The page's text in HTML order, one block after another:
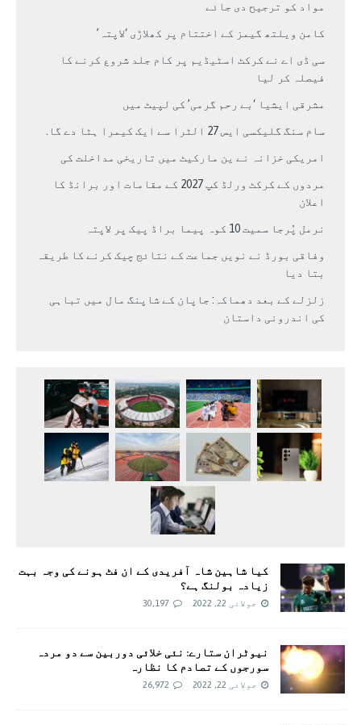
مواد کو ترجیح دی جائے
کامن ویلتھ گیمز کے اختتام پر کھلاڑی ‘لاپتہ’
سی ڈی اے نے کرکٹ اسٹیڈیم پر کام جلد شروع کرنے کا
فیصلہ کر لیا
مشرقی ایشیا ‘بے رحم گرمی’ کی لپیٹ میں
سام سنگ گلیکسی ایس 27 الٹرا سے ایک کیمرا ہٹا دے گا.
امریکی خزانہ نے ین مارکیٹ میں تاریخی مداخلت کی
مردوں کے کرکٹ ورلڈ کپ 2027 کے مقامات اور برانڈ کا
اعلان
نرمل پُرجا سمیت 10 کوہ پیما براڈ پیک پر لاپتہ
وفاقی بورڈ نے نویں جماعت کے نتائج چیک کرنے کا طریقہ
بتا دیا
زلزلے کے بعد دھماکہ: جاپان کے شاپنگ مال میں تباہی
کی اندرونی داستان
کیا شاہین شاہ آفریدی کے ان فٹ ہونے کی وجہ بہت
زیادہ بولنگ ہے؟
جولائی 22, 2022 30,197
نیوٹران ستارے: نئی خلائی دوربین سے دو مردہ
سورجوں کے تصادم کا نظارہ
جولائی 22, 2022 26,972